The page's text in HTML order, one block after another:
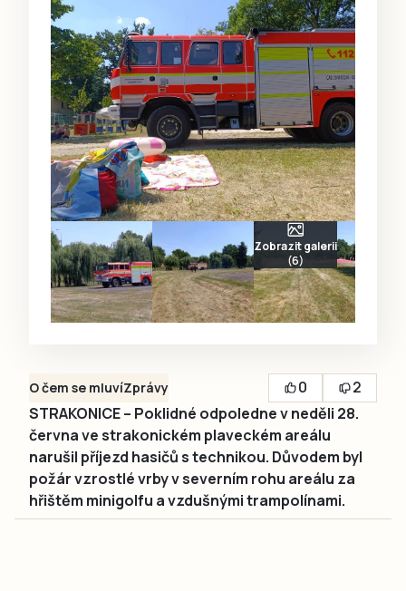
Zobrazit galerii
(6)
O čem se mluvíZprávy 0
2
STRAKONICE – Poklidné odpoledne v neděli 28.
června ve strakonickém plaveckém areálu
narušil příjezd hasičů s technikou. Důvodem byl
požár vzrostlé vrby v severním rohu areálu za
hřištěm minigolfu a vzdušnými trampolínami.